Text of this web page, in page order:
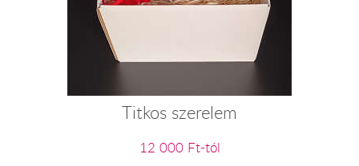
Titkos szerelem
12 000 Ft-tól